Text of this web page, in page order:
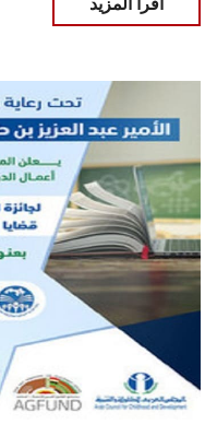
اقرأ المزيد